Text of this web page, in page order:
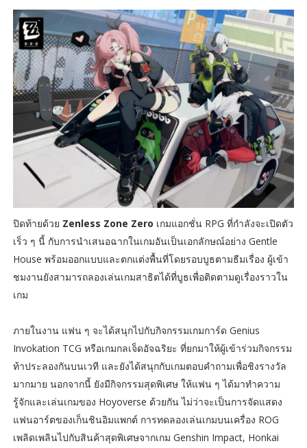
ปิดท้ายด้วย Zenless Zone Zero เกมแอกชั่น RPG ที่กำลังจะเปิดตัว
เร็ว ๆ นี้ กับการนำเสนอฉากในเกมอันเป็นเอกลักษณ์อย่าง Gentle
House พร้อมออกแบบและตกแต่งพื้นที่โดยรอบบูธตามธีมเรื่อง ผู้เข้า
ชมงานยังสามารถลองเล่นเกมสาธิตได้ที่บูธเพื่อติดตามดูเรื่องราวใน
เกม
ภายในงาน แฟน ๆ จะได้สนุกไปกับกิจกรรมเกมการ์ด Genius
Invokation TCG หรือเกมกลเจ็ดอัจฉริยะ ที่ยกมาให้ผู้เข้าร่วมกิจกรรม
ท้าประลองกันบนเวที และยังได้สนุกกับเกมตอบคำถามเพื่อชิงรางวัล
มากมาย นอกจากนี้ ยังมีกิจกรรมสุดพิเศษ ให้แฟน ๆ ได้มาทำความ
รู้จักและเล่นเกมของ Hoyoverse ด้วยกัน ไม่ว่าจะเป็นการจัดแสดง
แฟนอาร์ตของเก็นชินอิมแพกต์ การทดลองเล่นเกมบนเครื่อง ROG
เพลิดเพลินไปกับสินค้าสุดพิเศษจากเกม Genshin Impact, Honkai